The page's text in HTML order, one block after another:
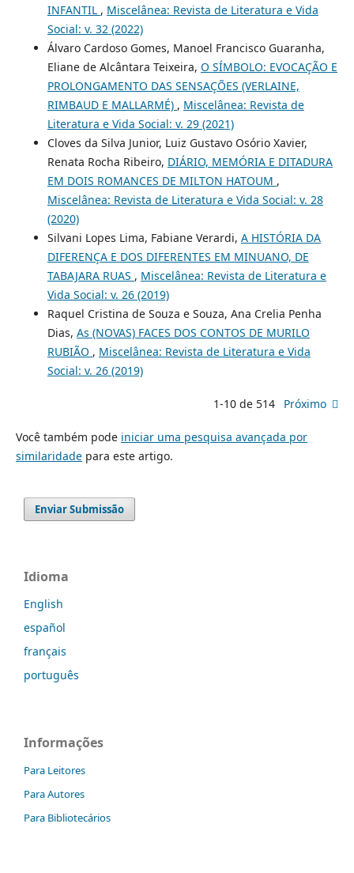
INFANTIL , Miscelânea: Revista de Literatura e Vida
Social: v. 32 (2022)
Álvaro Cardoso Gomes, Manoel Francisco Guaranha,
Eliane de Alcântara Teixeira, O SÍMBOLO: EVOCAÇÃO E
PROLONGAMENTO DAS SENSAÇÕES (VERLAINE,
RIMBAUD E MALLARMÉ) , Miscelânea: Revista de
Literatura e Vida Social: v. 29 (2021)
Cloves da Silva Junior, Luiz Gustavo Osório Xavier,
Renata Rocha Ribeiro, DIÁRIO, MEMÓRIA E DITADURA
EM DOIS ROMANCES DE MILTON HATOUM ,
Miscelânea: Revista de Literatura e Vida Social: v. 28
(2020)
Silvani Lopes Lima, Fabiane Verardi, A HISTÓRIA DA
DIFERENÇA E DOS DIFERENTES EM MINUANO, DE
TABAJARA RUAS , Miscelânea: Revista de Literatura e
Vida Social: v. 26 (2019)
Raquel Cristina de Souza e Souza, Ana Crelia Penha
Dias, As (NOVAS) FACES DOS CONTOS DE MURILO
RUBIÃO , Miscelânea: Revista de Literatura e Vida
Social: v. 26 (2019)
1-10 de 514 Próximo
Você também pode iniciar uma pesquisa avançada por
similaridadepara este artigo.
Enviar Submissão
Idioma
English
español
français
português
Informações
Para Leitores
Para Autores
Para Bibliotecários